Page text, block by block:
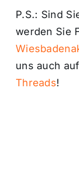
P.S.: Sind
werden Sie
uns auch auf
Threads!